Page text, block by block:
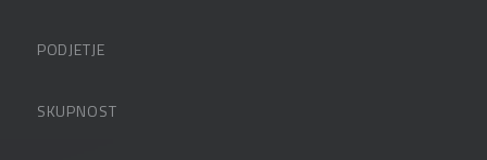
FAQ – pogosta vprašanja
PODJETJE
SKUPNOST